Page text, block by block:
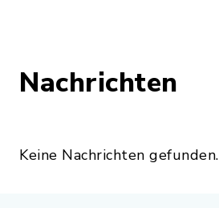
Nachrichten
Keine Nachrichten gefunden.